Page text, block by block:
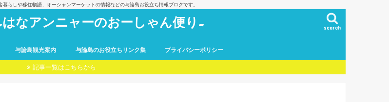
らしや移住物語、オーシャンマーケットの情報などの与論島お役立ち情報ブログです。
なアンニャーのおーしゃん便り~ search
与論島観光案内 与論島のお役立ちリンク集 プライバシーポリシー
記事一覧はこちらから